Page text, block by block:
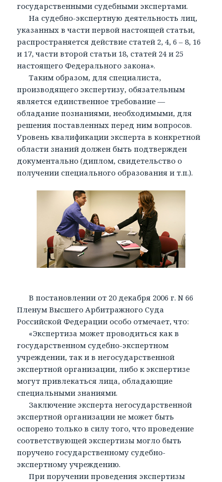
государственными судебными экспертами.
На судебно-экспертную деятельность лиц,
указанных в части первой настоящей статьи,
распространяется действие статей 2, 4, 6 – 8, 16
и 17, части второй статьи 18, статей 24 и 25
настоящего Федерального закона».
Таким образом, для специалиста,
производящего экспертизу, обязательным
является единственное требование —
обладание познаниями, необходимыми, для
решения поставленных перед ним вопросов.
Уровень квалификации эксперта в конкретной
области знаний должен быть подтвержден
документально (диплом, свидетельство о
получении специального образования и т.п.).
В постановлении от 20 декабря 2006 г. N 66
Пленум Высшего Арбитражного Суда
Российской Федерации особо отмечает, что:
«Экспертиза может проводиться как в
государственном судебно-экспертном
учреждении, так и в негосударственной
экспертной организации, либо к экспертизе
могут привлекаться лица, обладающие
специальными знаниями.
Заключение эксперта негосударственной
экспертной организации не может быть
оспорено только в силу того, что проведение
соответствующей экспертизы могло быть
поручено государственному судебно-
экспертному учреждению.
При поручении проведения экспертизы